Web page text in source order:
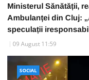
Ministerul Sănătății,
Ambulanței din Cluj:
speculații
09 August 11:59
SOCIAL